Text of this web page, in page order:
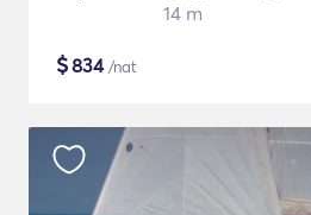
14 m
$834/nat